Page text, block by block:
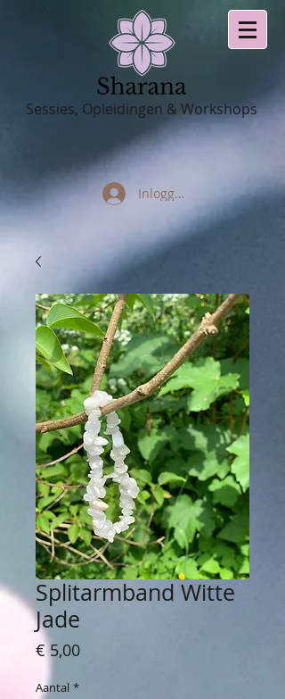
Sessies, Opleidingen & Workshops
Inloggen
Splitarmband Witte
Jade
€ 5,00Prijs
Aantal *